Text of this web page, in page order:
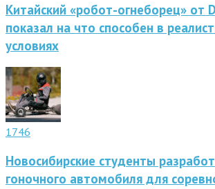
Китайский «робот-огнеборец» от
показал на что способен в
условиях
1746
Новосибирские студенты
гоночного автомобиля для